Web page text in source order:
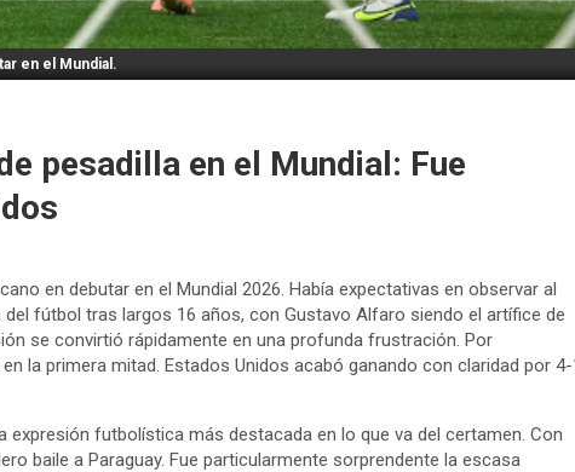
en el Mundial.
pesadilla en el Mundial: Fue
en debutar en el Mundial 2026. Había expectativas en observar al
fútbol tras largos 16 años, con Gustavo Alfaro siendo el artífice de
se convirtió rápidamente en una profunda frustración. Por
la primera mitad. Estados Unidos acabó ganando con claridad por 4-
expresión futbolística más destacada en lo que va del certamen. Con
baile a Paraguay. Fue particularmente sorprendente la escasa